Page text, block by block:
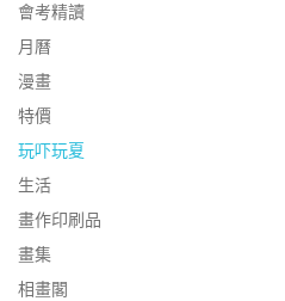
會考精讀
月曆
漫畫
特價
玩吓玩夏
生活
畫作印刷品
畫集
相畫閣